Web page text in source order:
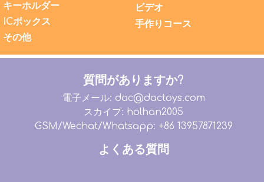
キーホルダー
ICボックス
その他
ビデオ
手作りコース
質問がありますか?
電子メール: dac@dactoys.com
スカイプ: holhan2005
GSM/Wechat/Whatsapp: +86 13957871239
よくある質問